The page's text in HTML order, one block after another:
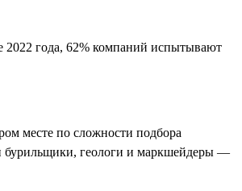
2022 года, 62% компаний испытывают
месте по сложности подбора
бурильщики, геологи и маркшейдеры —